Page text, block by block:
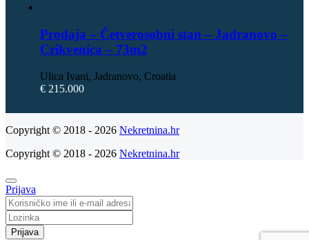
Prodaja – Četverosobni stan – Jadranovo –
Crikvenica – 73m2
Ulica Ivani, Jadranovo, Croatia
€ 215.000
Copyright © 2018 - 2026 Nekretnina.hr
Copyright © 2018 - 2026 Nekretnina.hr
Prijava
Prijava